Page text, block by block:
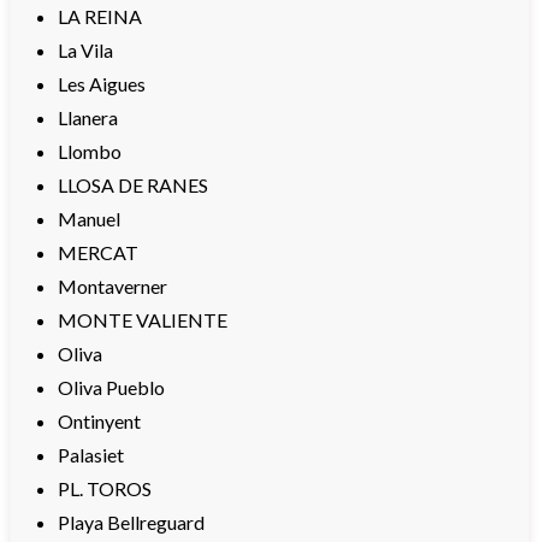
LA REINA
La Vila
Les Aigues
Llanera
Llombo
LLOSA DE RANES
Manuel
MERCAT
Montaverner
MONTE VALIENTE
Oliva
Oliva Pueblo
Ontinyent
Palasiet
PL. TOROS
Playa Bellreguard